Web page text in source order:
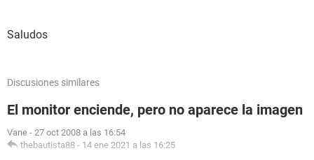
Saludos
Discusiones similares
El monitor enciende, pero no aparece la imagen
Vane - 27 oct 2008 a las 16:54
thebautista88 - 14 ene 2021 a las 16:25